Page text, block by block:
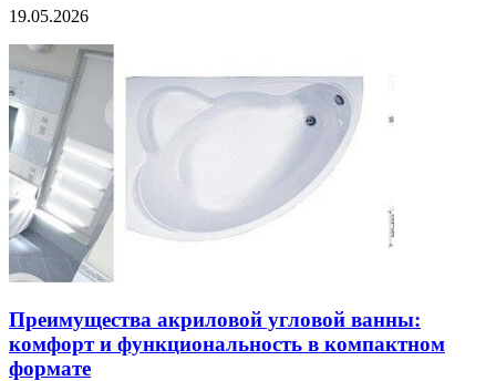
19.05.2026
Преимущества акриловой угловой ванны:
комфорт и функциональность в компактном
формате